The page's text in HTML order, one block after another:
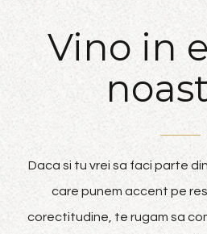
Vino in
Daca si tu vrei sa faci parte
care punem accent pe
corectitudine, te rugam sa